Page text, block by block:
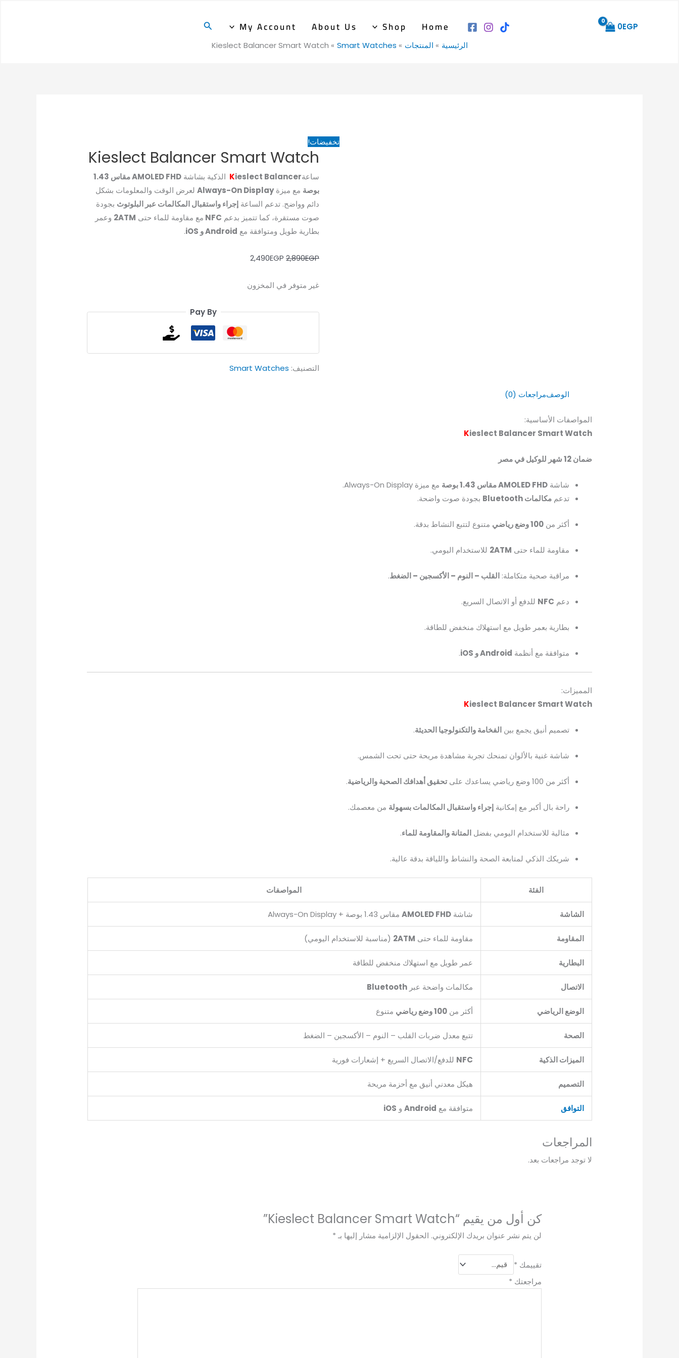
0EGP
Home
Shop
About Us
My Account البحث
الرئيسية المنتجات Smart Watches
Kieslect Balancer Smart Watch
تخفيضات!
Kieslect Balancer Smart Watch
ساعة Kieslect Balancer الذكية بشاشة
AMOLED FHD مقاس 1.43
بوصة مع ميزةAlways-On Display لعرض الوقت والمعلومات بشكل
دائم وواضح. تدعم الساعة إجراء واستقبال المكالمات عبر البلوتوث بجودة
صوت مستقرة، كما تتميز بدعم NFC مع مقاومة للماء حتى 2ATM وعمر
بطارية طويل ومتوافقة مع Android و iOS .
2,890EGP
2,890EGP.
2,490EGP
هو:
2,490EGP.
غير متوفر في المخزون
Pay By
التصنيف: Smart Watches
الوصفمراجعات (0)
المواصفات الأساسية:
Kieslect Balancer Smart Watch
ضمان 12 شهر للوكيل في مصر
شاشةAMOLED FHD مقاس 1.43 بوصة
مع ميزة Always-On Display.
تدعممكالمات Bluetooth بجودة صوت واضحة.
أكثر من100 وضع رياضي متنوع لتتبع النشاط بدقة.
مقاومة للماء حتى 2ATM للاستخدام اليومي.
مراقبة صحية متكاملة:القلب – النوم – الأكسجين – الضغط.
دعم NFC للدفع أو الاتصال السريع.
بطارية بعمر طويل مع استهلاك منخفض للطاقة.
متوافقة مع أنظمة Android و iOS .
المميزات:
Kieslect Balancer Smart Watch
تصميم أنيق يجمع بينالفخامة والتكنولوجيا الحديثة.
شاشة غنية بالألوان تمنحك تجربة مشاهدة مريحة حتى تحت الشمس.
أكثر من 100 وضع رياضي يساعدك على تحقيق أهدافك الصحية والرياضية.
راحة بال أكبر مع إمكانيةإجراء واستقبال المكالمات بسهولة من معصمك.
مثالية للاستخدام اليومي بفضلالمتانة والمقاومة للماء.
شريكك الذكي لمتابعة الصحة والنشاط واللياقة بدقة عالية.
الفئة المواصفات
الشاشة شاشةAMOLED FHD مقاس 1.43 بوصة + Always-On Display
المقاومة مقاومة للماء حتى 2ATM (مناسبة للاستخدام اليومي)
البطارية عمر طويل مع استهلاك منخفض للطاقة
الاتصال مكالمات واضحة عبرBluetooth
الوضع الرياضي أكثر من100 وضع رياضي متنوع
الصحة تتبع معدل ضربات القلب – النوم – الأكسجين – الضغط
الميزات الذكية NFC للدفع/الاتصال السريع + إشعارات فورية
التصميم هيكل معدني أنيق مع أحزمة مريحة
التوافق متوافقة مع Android و iOS
المراجعات
لا توجد مراجعات بعد.
كن أول من يقيم “Kieslect Balancer Smart Watch”
لن يتم نشر عنوان بريدك الإلكتروني. الحقول الإلزامية مشار إليها بـ *
تقييمك *
مراجعتك *